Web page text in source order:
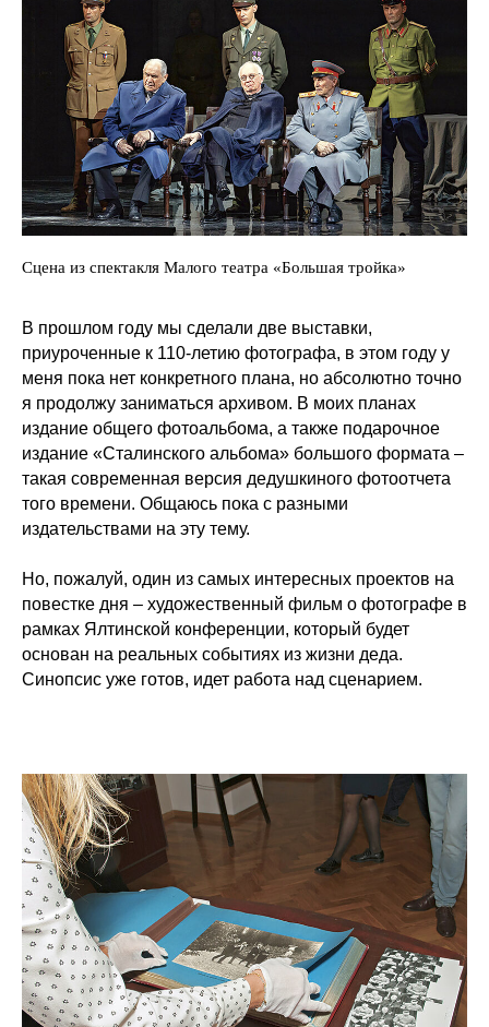
Сцена из спектакля Малого театра «Большая тройка»
В прошлом году мы сделали две выставки,
приуроченные к 110-летию фотографа, в этом году у
меня пока нет конкретного плана, но абсолютно точно
я продолжу заниматься архивом. В моих планах
издание общего фотоальбома, а также подарочное
издание «Сталинского альбома» большого формата –
такая современная версия дедушкиного фотоотчета
того времени. Общаюсь пока с разными
издательствами на эту тему.
Но, пожалуй, один из самых интересных проектов на
повестке дня – художественный фильм о фотографе в
рамках Ялтинской конференции, который будет
основан на реальных событиях из жизни деда.
Синопсис уже готов, идет работа над сценарием.